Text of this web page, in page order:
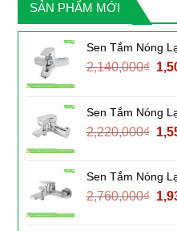
SẢN PHẨM MỚI
Sen Tắm Nóng
2,140,000₫ Giá
Sen Tắm Nóng
2,220,000₫ Giá
Sen Tắm Nóng
2,760,000₫ Giá